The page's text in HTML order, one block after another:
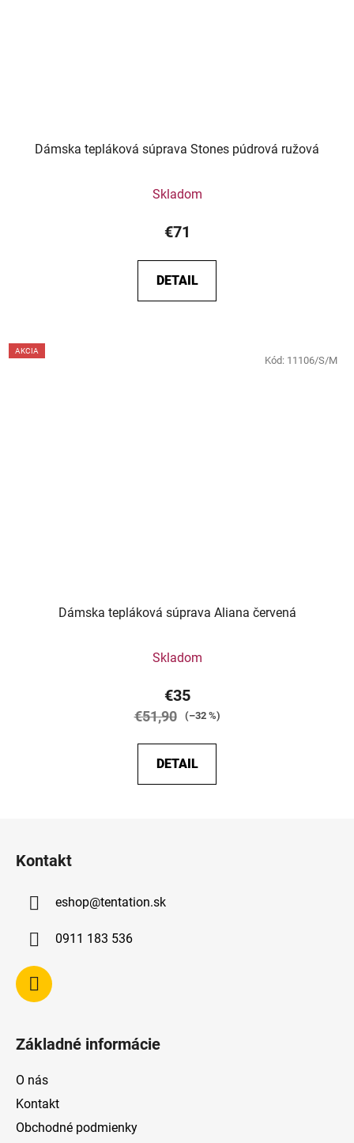
Dámska tepláková súprava Stones púdrová ružová
Skladom
€71
DETAIL
AKCIA
Dámska tepláková súprava Aliana červená
Skladom
€35
€51,90 (–32 %)
DETAIL
Kód: 11106/S/M
Kontakt
eshop@tentation.sk
0911 183 536
Základné informácie
O nás
Kontakt
Obchodné podmienky